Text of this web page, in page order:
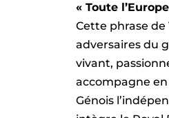
« Toute
Cette phrase de
adversaires du
vivant,
accompagne en
Génois